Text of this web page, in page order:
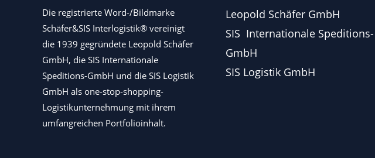
Die registrierte Word-/Bildmarke
Schäfer&SIS Interlogistik® vereinigt
die 1939 gegründete Leopold Schäfer
GmbH, die SIS Internationale
Speditions-GmbH und die SIS Logistik
GmbH als one-stop-shopping-
Logistikunternehmung mit ihrem
umfangreichen Portfolioinhalt.
Leopold Schäfer GmbH
SIS Internationale Speditions-
GmbH
SIS Logistik GmbH